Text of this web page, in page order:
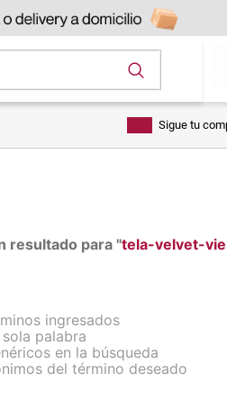
Sigue tu
resultado para "tela-velvet-
ingresados
palabra
en la búsqueda
del término deseado